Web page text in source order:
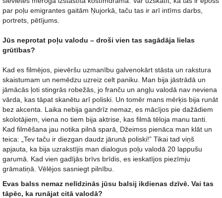
par poļu emigrantes gaitām Ņujorkā, taču tas ir arī intīms darbs,
portrets, pētījums.
Jūs neprotat poļu valodu – droši vien tas sagādāja lielas
grūtības?
Kad es filmējos, pievēršu uzmanību galvenokārt stāsta un rakstura
skaistumam un nemēdzu uzreiz celt paniku. Man bija jāstrādā un
jāmācās ļoti stingrās robežās, jo franču un angļu valodā nav neviena
vārda, kas tāpat skanētu arī poliski. Un tomēr mans mērķis bija runāt
bez akcenta. Laika nebija gandrīz nemaz, es mācījos pie dažādiem
skolotājiem, viena no tiem bija aktrise, kas filmā tēloja manu tanti.
Kad filmēšana jau notika pilnā sparā, Džeimss pienāca man klāt un
teica: „Tev taču ir diezgan daudz jārunā poliski!” Tikai tad viņš
apjauta, ka bija uzrakstījis man dialogus poļu valodā 20 lappušu
garumā. Kad vien gadījās brīvs brīdis, es ieskatījos piezīmju
grāmatiņā. Vēlējos sasniegt pilnību.
Evas balss nemaz nelīdzinās jūsu balsij ikdienas dzīvē. Vai tas
tāpēc, ka runājat citā valodā?